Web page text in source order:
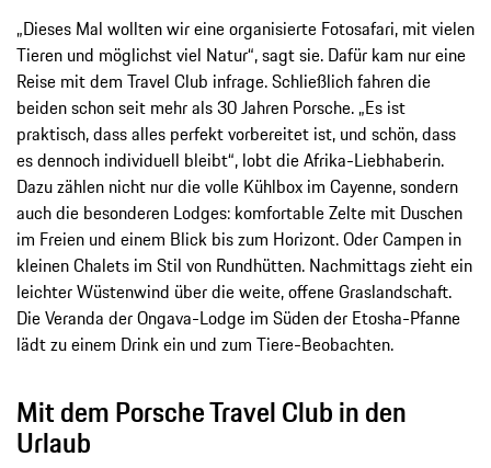
„Dieses Mal wollten wir eine organisierte Fotosafari, mit vielen
Tieren und möglichst viel Natur“, sagt sie. Dafür kam nur eine
Reise mit dem Travel Club infrage. Schließlich fahren die
beiden schon seit mehr als 30 Jahren Porsche. „Es ist
praktisch, dass alles perfekt vorbereitet ist, und schön, dass
es dennoch individuell bleibt“, lobt die Afrika-Liebhaberin.
Dazu zählen nicht nur die volle Kühlbox im Cayenne, sondern
auch die besonderen Lodges: komfortable Zelte mit Duschen
im Freien und einem Blick bis zum Horizont. Oder Campen in
kleinen Chalets im Stil von Rundhütten. Nachmittags zieht ein
leichter Wüstenwind über die weite, offene Graslandschaft.
Die Veranda der Ongava-Lodge im Süden der Etosha-Pfanne
lädt zu einem Drink ein und zum Tiere-Beobachten.
Mit dem Porsche Travel Club in den
Urlaub